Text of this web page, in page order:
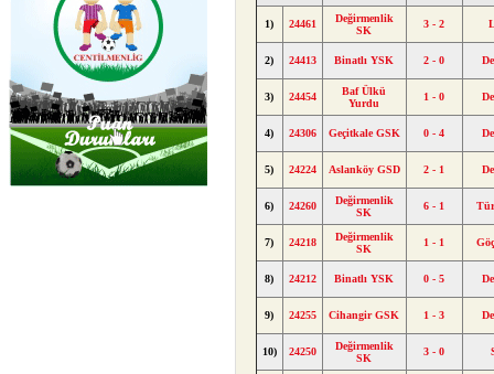
1) 24461
Değirmenlik
SK
3 - 2
2) 24413 Binatlı YSK 2 - 0
3) 24454
Baf Ülkü
Yurdu
1 - 0
4) 24306 Geçitkale GSK 0 - 4
5) 24224 Aslanköy GSD 2 - 1
6) 24260
Değirmenlik
SK
6 - 1
7) 24218
Değirmenlik
SK
1 - 1
8) 24212 Binatlı YSK 0 - 5
9) 24255 Cihangir GSK 1 - 3
10) 24250
Değirmenlik
SK
3 - 0